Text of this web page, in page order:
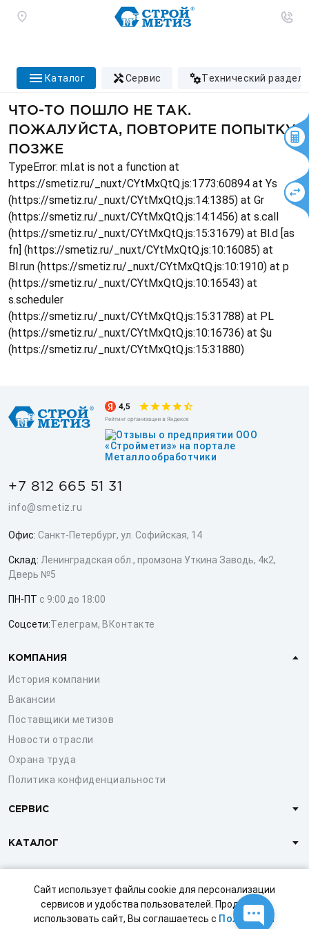
Сайт использует файлы cookie для персонализации
сервисов и удобства пользователей. Продолжая
использовать сайт, Вы соглашаетесь с Политикой
каталог сервис технический раздел
ЧТО-ТО ПОШЛО НЕ ТАК.
ПОЖАЛУЙСТА, ПОВТОРИТЕ ПОПЫТКУ
ПОЗЖЕ
TypeError: ml.at is not a function at
https://smetiz.ru/_nuxt/CYtMxQtQ.js:1773:60894 at Ys
(https://smetiz.ru/_nuxt/CYtMxQtQ.js:14:1385) at Gr
(https://smetiz.ru/_nuxt/CYtMxQtQ.js:14:1456) at s.call
(https://smetiz.ru/_nuxt/CYtMxQtQ.js:15:31679) at Bl.d [as
fn] (https://smetiz.ru/_nuxt/CYtMxQtQ.js:10:16085) at
Bl.run (https://smetiz.ru/_nuxt/CYtMxQtQ.js:10:1910) at p
(https://smetiz.ru/_nuxt/CYtMxQtQ.js:10:16543) at
s.scheduler
(https://smetiz.ru/_nuxt/CYtMxQtQ.js:15:31788) at PL
(https://smetiz.ru/_nuxt/CYtMxQtQ.js:10:16736) at $u
(https://smetiz.ru/_nuxt/CYtMxQtQ.js:15:31880)
+7 812 665 51 31
info@smetiz.ru
Офис: Санкт-Петербург, ул. Софийская, 14
Склад: Ленинградская обл., промзона Уткина Заводь, 4к2,
Дверь №5
ПН-ПТ с 9:00 до 18:00
Соцсети:Телеграм, ВКонтакте
КОМПАНИЯ
История компании
Вакансии
Поставщики метизов
Новости отрасли
Охрана труда
Политика конфиденциальности
СЕРВИС
КАТАЛОГ